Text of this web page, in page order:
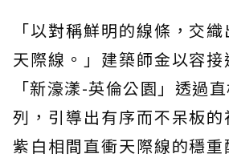
「以對稱鮮明的線條，交
天際線。」建築師金以容接
「新濠漾-英倫公園」透過
列，引導出有序而不呆板
紫白相間直衝天際線的穩